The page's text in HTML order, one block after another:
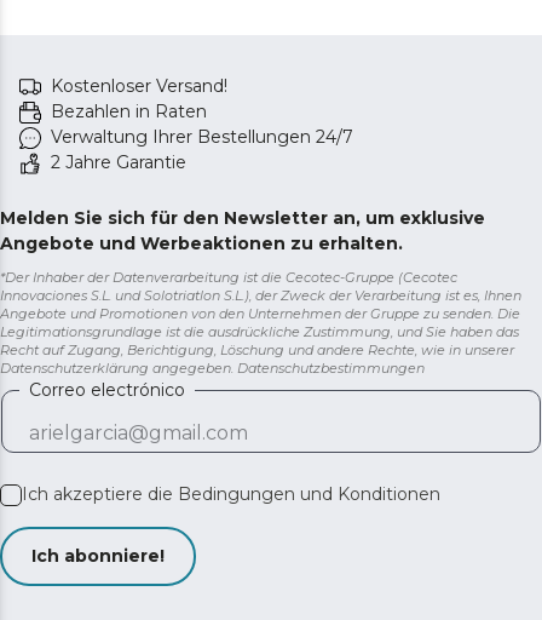
Kostenloser Versand!
Bezahlen in Raten
Verwaltung Ihrer Bestellungen 24/7
2 Jahre Garantie
Melden Sie sich für den Newsletter an, um exklusive
Angebote und Werbeaktionen zu erhalten.
*Der Inhaber der Datenverarbeitung ist die Cecotec-Gruppe (Cecotec
Innovaciones S.L. und Solotriatlon S.L.), der Zweck der Verarbeitung ist es, Ihnen
Angebote und Promotionen von den Unternehmen der Gruppe zu senden. Die
Legitimationsgrundlage ist die ausdrückliche Zustimmung, und Sie haben das
Recht auf Zugang, Berichtigung, Löschung und andere Rechte, wie in unserer
Datenschutzerklärung angegeben. Datenschutzbestimmungen
Correo electrónico
Ich akzeptiere die Bedingungen und Konditionen
Ich abonniere!